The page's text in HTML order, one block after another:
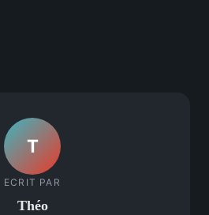
T
ECRIT PAR
Théo